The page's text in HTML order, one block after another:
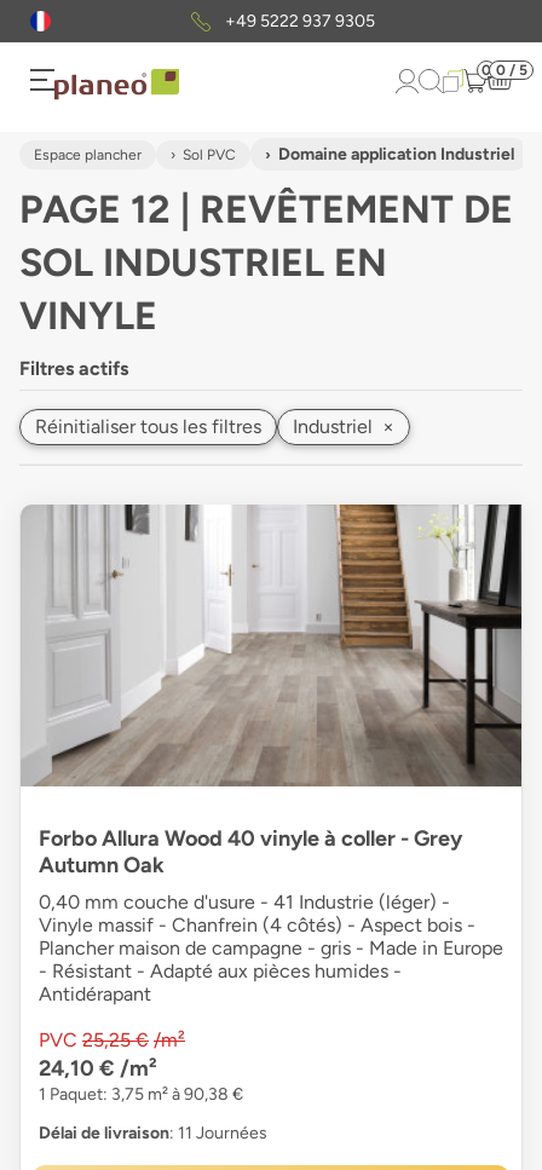
Envoi gratuit d'échantillons
0 0 / 5
Espace plancher Sol PVC Domaine application Industriel
PAGE 12 | REVÊTEMENT DE
SOL INDUSTRIEL EN
VINYLE
Filtres actifs
Réinitialiser tous les filtres Industriel ×
Forbo Allura Wood 40 vinyle à coller - Grey
Autumn Oak
0,40 mm couche d'usure - 41 Industrie (léger) -
Vinyle massif - Chanfrein (4 côtés) - Aspect bois -
Plancher maison de campagne - gris - Made in Europe
- Résistant - Adapté aux pièces humides -
Antidérapant
PVC 25,25 € /m²
24,10 € /m²
1 Paquet: 3,75 m² à 90,38 €
Délai de livraison: 11 Journées